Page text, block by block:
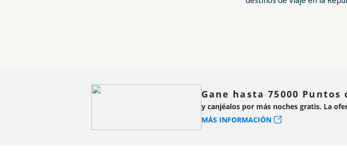
Gane hasta 75000
y canjéalos por más noches gratis. La
MÁS INFORMACIÓN